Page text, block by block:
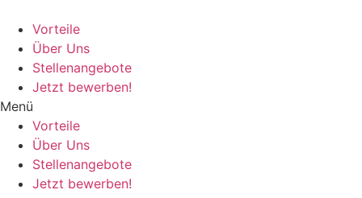
Inhalt
wechseln
Vorteile
Über Uns
Stellenangebote
Jetzt bewerben!
Menü
Vorteile
Über Uns
Stellenangebote
Jetzt bewerben!